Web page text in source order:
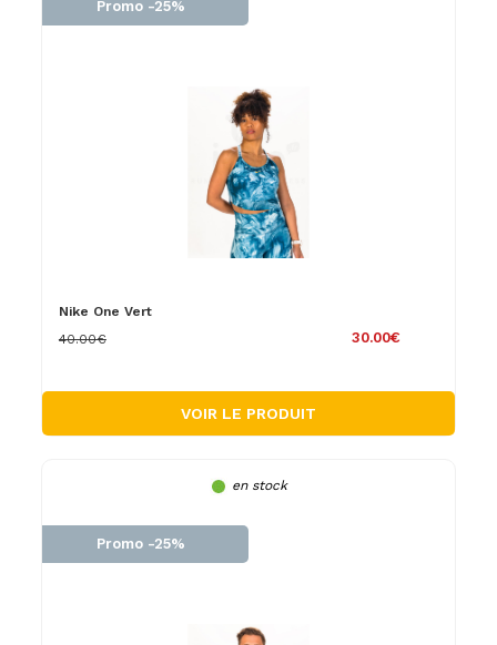
Promo -25%
Nike One Vert
30.00€
40.00€
VOIR LE PRODUIT
en stock
Promo -25%